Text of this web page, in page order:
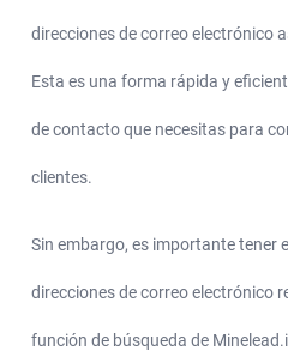
direcciones de correo electrónico
Esta es una forma rápida y
de contacto que necesitas para
clientes.
Sin embargo, es importante tener
direcciones de correo electrónico
función de búsqueda de